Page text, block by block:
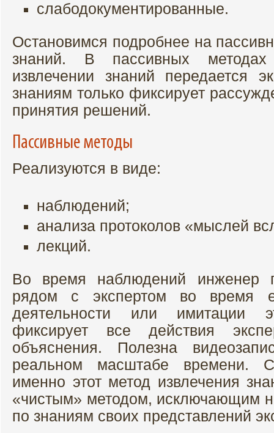
слабодокументированные.
Остановимся подробнее на
знаний. В пассивных
извлечении знаний передается
знаниям только фиксирует
принятия решений.
Пассивные методы
Реализуются в виде:
наблюдений;
анализа протоколов «мыслей
лекций.
Во время наблюдений инженер
рядом с экспертом во время
деятельности или имитации
фиксирует все действия
объяснения. Полезна
реальном масштабе времени.
именно этот метод извлечения
«чистым» методом, исключающим
по знаниям своих представлений